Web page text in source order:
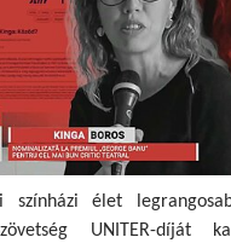
színházi élet
UNITER-díját